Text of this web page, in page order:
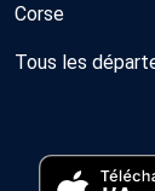
Corse
Tous les